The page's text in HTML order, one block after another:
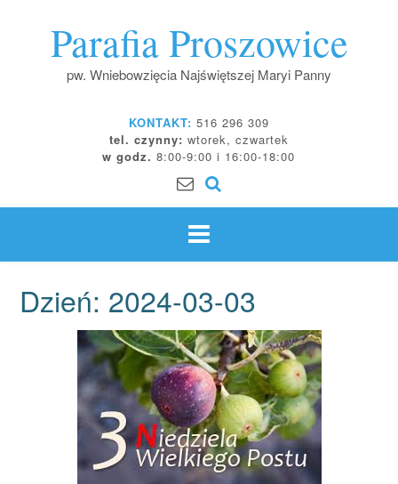
Parafia Proszowice
pw. Wniebowzięcia Najświętszej Maryi Panny
KONTAKT: 516 296 309
tel. czynny: wtorek, czwartek
w godz. 8:00-9:00 i 16:00-18:00
Dzień: 2024-03-03